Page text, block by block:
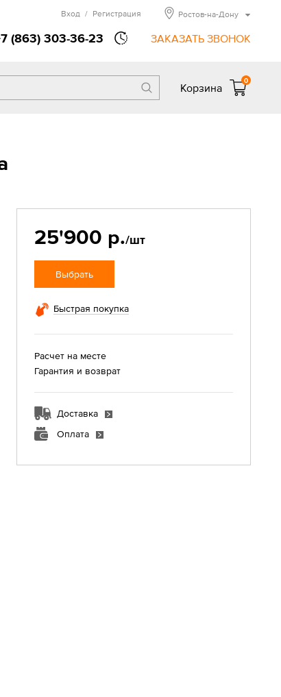
(863) 303-36-23 ЗАКАЗАТЬ ЗВОНОК
Вход / Регистрация Ростов-на-Дону
Корзина
0
25'900 р./шт
Выбрать
Быстрая покупка
Расчет на месте
Гарантия и возврат
Доставка
Оплата